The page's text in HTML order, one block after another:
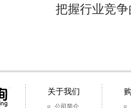
把握行业竞
关于我们
公司简介